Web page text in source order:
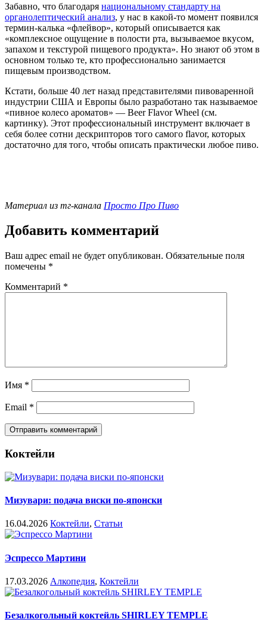
Забавно, что благодаря национальному стандарту на
органолептический анализ, у нас в какой-то момент появился
термин-калька «флейвор», который описывается как
«комплексное ощущение в полости рта, вызываемое вкусом,
запахом и текстурой пищевого продукта». Но знают об этом в
основном только те, кто профессионально занимается
пищевым производством.
Кстати, больше 40 лет назад представителями пивоваренной
индустрии США и Европы было разработано так называемое
«пивное колесо ароматов» — Beer Flavor Wheel (см.
картинку). Этот профессиональный инструмент включает в
себя более сотни дескрипторов того самого flavor, которых
достаточно для того, чтобы описать практически любое пиво.
Материал из тг-канала Просто Про Пиво
Добавить комментарий
Ваш адрес email не будет опубликован. Обязательные поля
помечены *
Комментарий *
Имя *
Email *
Коктейли
Мизувари: подача виски по-японски
16.04.2026 Коктейли, Статьи
Эспрессо Мартини
17.03.2026 Алкопедия, Коктейли
Безалкогольный коктейль SHIRLEY TEMPLE